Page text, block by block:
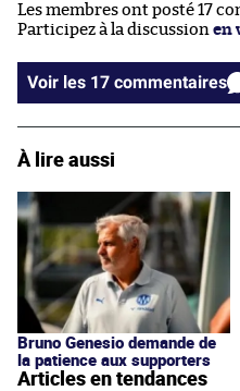
Les membres ont posté 17
Participez à la discussion en
Voir les 17 commentaires
À lire aussi
Bruno Genesio demande de
la patience aux supporters
Articles en tendances